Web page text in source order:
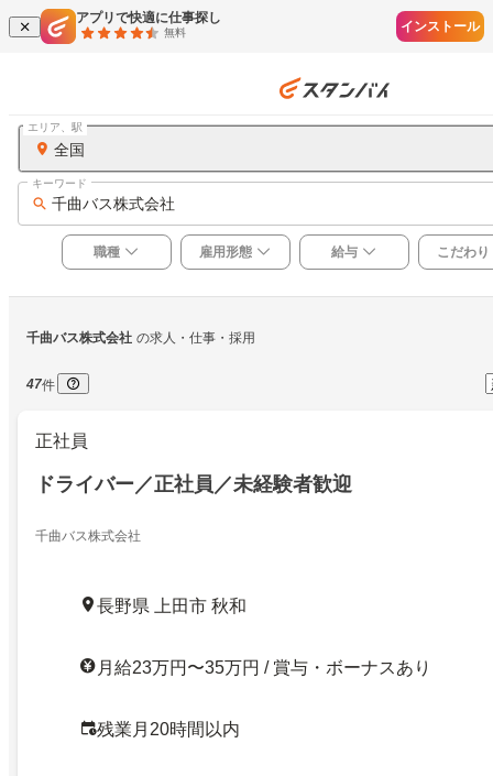
アプリで快適に仕事探し
無料 インストール
全国
エリア、駅
千曲バス株式会社
キーワード
職種 雇用形態 給与 こだわり
千曲バス株式会社 の求人・仕事・採用
47件
正社員
ドライバー／正社員／未経験者歓迎
千曲バス株式会社
長野県 上田市 秋和
月給23万円〜35万円 / 賞与・ボーナスあり
残業月20時間以内